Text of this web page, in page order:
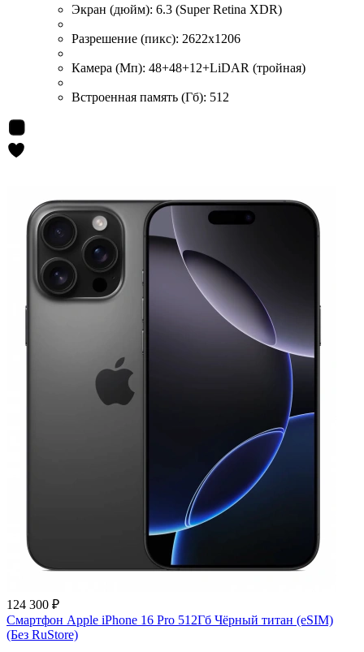
Экран (дюйм): 6.3 (Super Retina XDR)
Разрешение (пикс): 2622x1206
Камера (Мп): 48+48+12+LiDAR (тройная)
Встроенная память (Гб): 512
124 300 ₽
Смартфон Apple iPhone 16 Pro 512Гб Чёрный титан (eSIM)
(Без RuStore)